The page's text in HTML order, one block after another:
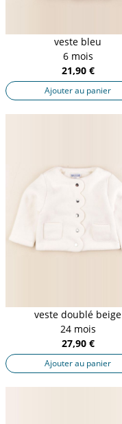
veste bleu
6 mois
21,90 €
Ajouter au panier
veste doublé beige
24 mois
27,90 €
Ajouter au panier